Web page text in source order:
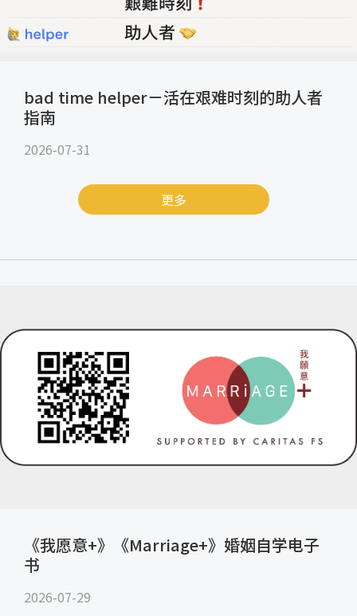
bad time helper－活在艰难时刻的助人者
指南
2026-07-31
更多
《我愿意+》《Marriage+》婚姻自学电子
书
2026-07-29